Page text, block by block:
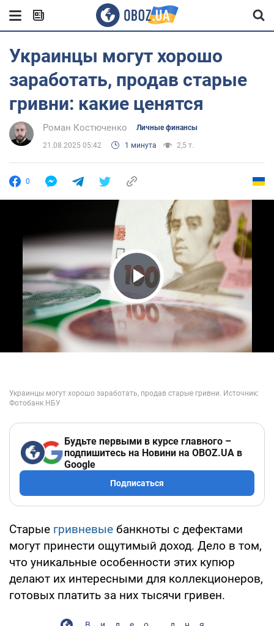
Украинцы могут хорошо
заработать, продав старые
гривни: какие ценятся
Роман Костюченко Личные финансы
21.08.2025 05:42 1 минута 2,5 т.
0
Play Video
Будьте первыми в курсе главного –
подпишитесь на Новини на OBOZ.UA в
Google
Подписаться
Старые гривневые банкноты с дефектами
могут принести ощутимый доход. Дело в том,
что уникальные особенности этих купюр
делают их интересными для коллекционеров,
готовых платить за них тысячи гривен.